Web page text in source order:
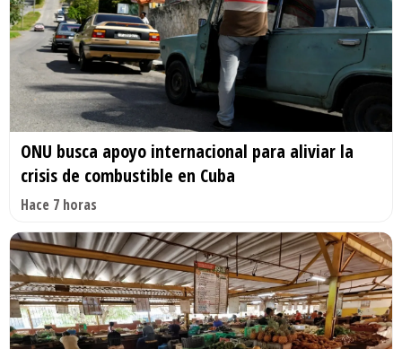
ONU busca apoyo internacional para aliviar la
crisis de combustible en Cuba
Hace 7 horas